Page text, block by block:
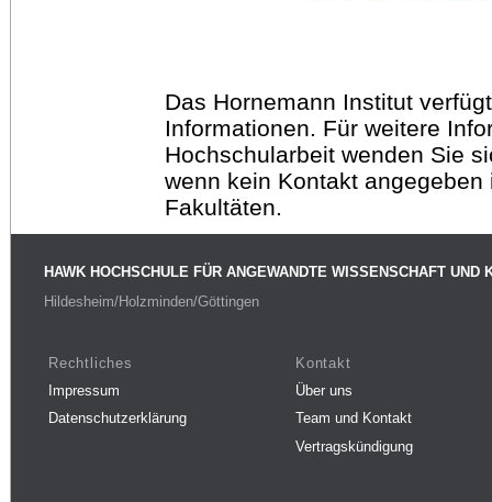
Das Hornemann Institut
Informationen. Für weitere
Hochschularbeit wenden Sie
wenn kein Kontakt
Fakultäten.
HAWK HOCHSCHULE FÜR ANGEWANDTE WISSENSCHAFT UND
Hildesheim/Holzminden/Göttingen
Rechtliches
Impressum
Datenschutzerklärung
Kontakt
Über uns
Team und Kontakt
Vertragskündigung